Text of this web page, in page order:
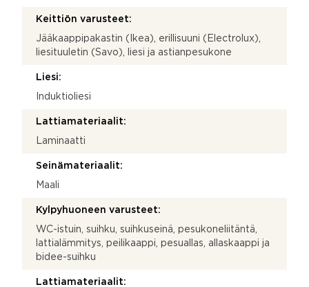
Keittiön varusteet:
Jääkaappipakastin (Ikea), erillisuuni (Electrolux),
liesituuletin (Savo), liesi ja astianpesukone
Liesi:
Induktioliesi
Lattiamateriaalit:
Laminaatti
Seinämateriaalit:
Maali
Kylpyhuoneen varusteet:
WC-istuin, suihku, suihkuseinä, pesukoneliitäntä,
lattialämmitys, peilikaappi, pesuallas, allaskaappi ja
bidee-suihku
Lattiamateriaalit: